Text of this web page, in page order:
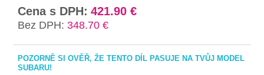
Cena s DPH: 421.90 €
Bez DPH: 348.70 €
POZORNĚ SI OVĚŘ, ŽE TENTO DÍL PASUJE NA TVŮJ MODEL
SUBARU!